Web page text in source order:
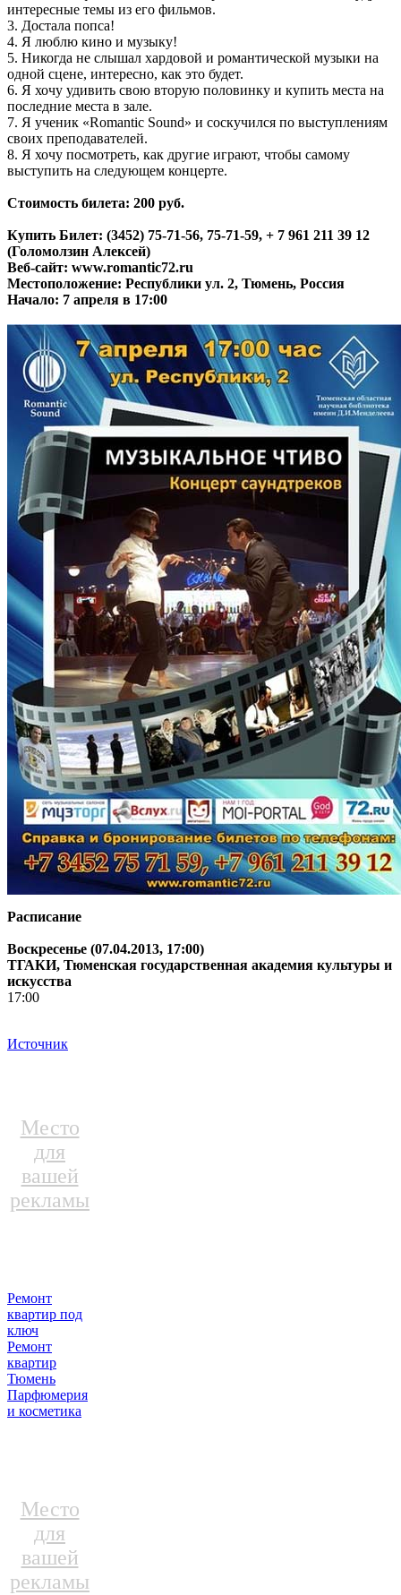
интересные темы из его фильмов.
3. Достала попса!
4. Я люблю кино и музыку!
5. Никогда не слышал хардовой и романтической музыки на
одной сцене, интересно, как это будет.
6. Я хочу удивить свою вторую половинку и купить места на
последние места в зале.
7. Я ученик «Romantic Sound» и соскучился по выступлениям
своих преподавателей.
8. Я хочу посмотреть, как другие играют, чтобы самому
выступить на следующем концерте.
Стоимость билета: 200 руб.
Купить Билет: (3452) 75-71-56, 75-71-59, + 7 961 211 39 12
(Голомолзин Алексей)
Веб-сайт: www.romantic72.ru
Местоположение: Республики ул. 2, Тюмень, Россия
Начало: 7 апреля в 17:00
Расписание
Воскресенье (07.04.2013, 17:00)
ТГАКИ, Тюменская государственная академия культуры и
искусства
17:00
Источник
Место
для
вашей
рекламы
Ремонт
квартир под
ключ
Ремонт
квартир
Тюмень
Парфюмерия
и косметика
Место
для
вашей
рекламы